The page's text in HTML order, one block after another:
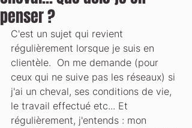
penser ?
C'est un sujet qui revient
régulièrement lorsque je suis en
clientèle.  On me demande (pour
ceux qui ne suive pas les réseaux) si
j'ai un cheval, ses conditions de vie,
le travail effectué etc... Et
régulièrement, j'entends : mon